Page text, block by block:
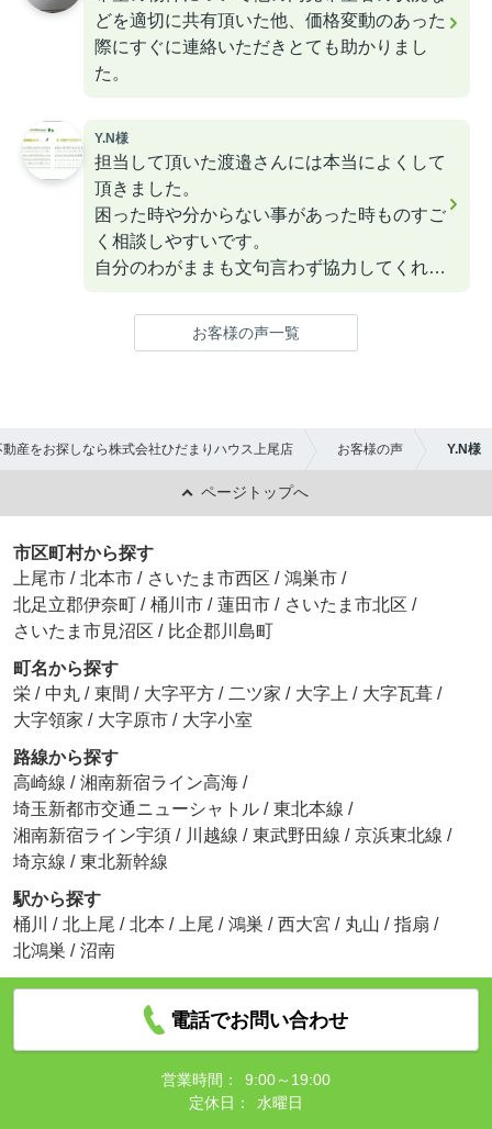
どを適切に共有頂いた他、価格変動のあった
際にすぐに連絡いただきとても助かりまし
た。
Y.N様
担当して頂いた渡邉さんには本当によくして
頂きました。
困った時や分からない事があった時ものすご
く相談しやすいです。
自分のわがままも文句言わず協力してくれて
を見て下さり、助かりました。
渡邉さんもこれから頑張ってください。
お客様の声一覧
産をお探しなら株式会社ひだまりハウス上尾店 お客様の声 Y.N様
ページトップへ
市区町村から探す
上尾市 / 北本市 / さいたま市西区 / 鴻巣市 /
北足立郡伊奈町 / 桶川市 / 蓮田市 / さいたま市北区 /
さいたま市見沼区 / 比企郡川島町
町名から探す
栄 / 中丸 / 東間 / 大字平方 / 二ツ家 / 大字上 / 大字瓦葺 /
大字領家 / 大字原市 / 大字小室
路線から探す
高崎線 / 湘南新宿ライン高海 /
埼玉新都市交通ニューシャトル / 東北本線 /
湘南新宿ライン宇須 / 川越線 / 東武野田線 / 京浜東北線 /
埼京線 / 東北新幹線
駅から探す
桶川
/ 北上尾 / 北本 / 上尾 / 鴻巣 / 西大宮 / 丸山 / 指扇 /
北鴻巣 / 沼南
電話でお問い合わせ
営業時間：
9:00～19:00
定休日：
水曜日